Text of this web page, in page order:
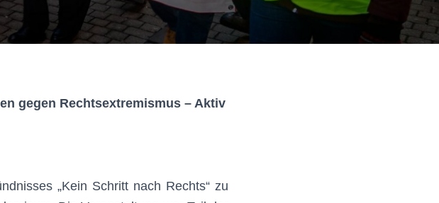
gegen Rechtsextremismus – Aktiv
„Kein Schritt nach Rechts“ zu